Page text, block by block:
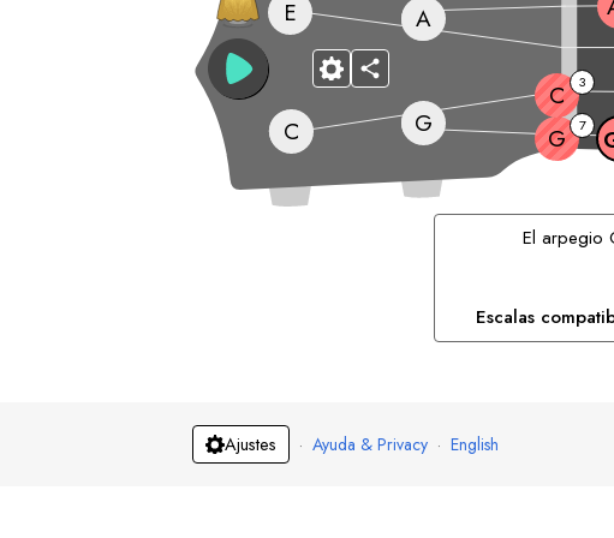
G G 7
C
C 3
E
A
El arpegio
Escalas
Ajustes · Ayuda & Privacy · English